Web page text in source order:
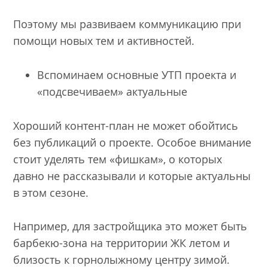
Поэтому мы развиваем коммуникацию при
помощи новых тем и активностей.
Вспоминаем основные УТП проекта и
«подсвечиваем» актуальные
Хороший контент-план не может обойтись
без публикаций о проекте. Особое внимание
стоит уделять тем «фишкам», о которых
давно не рассказывали и которые актуальны
в этом сезоне.
Например, для застройщика это может быть
барбекю-зона на территории ЖК летом и
близость к горнолыжному центру зимой.